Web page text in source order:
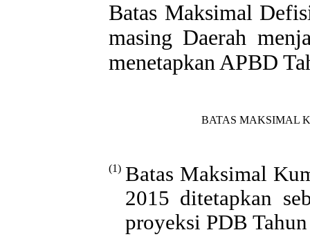
Batas Maksimal
masing Daerah
menetapkan APBD
BATAS MAKSIMAL
(1) Batas Maksimal
2015 ditetapkan
proyeksi PDB